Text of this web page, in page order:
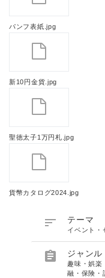
パンフ表紙.jpg
新10円金貨.jpg
聖徳太子1万円札.jpg
貨幣カタログ2024.jpg
 テーマ
イベント・
 ジャンル
趣味・娯楽
融・保険・